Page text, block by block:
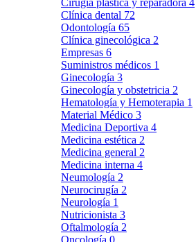
Cirugía plástica y reparadora 4
Clínica dental 72
Odontología 65
Clínica ginecológica 2
Empresas 6
Suministros médicos 1
Ginecología 3
Ginecología y obstetricia 2
Hematología y Hemoterapia 1
Material Médico 3
Medicina Deportiva 4
Medicina estética 2
Medicina general 2
Medicina interna 4
Neumología 2
Neurocirugía 2
Neurología 1
Nutricionista 3
Oftalmología 2
Oncología 0